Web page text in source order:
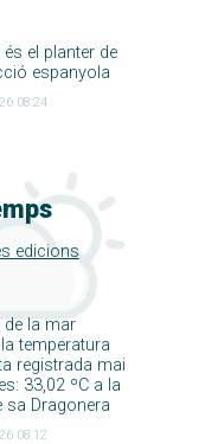
és el planter de
espanyola
08:24
edicions
de la mar
temperatura
registrada mai
33,02 ºC a la
sa Dragonera
08:12